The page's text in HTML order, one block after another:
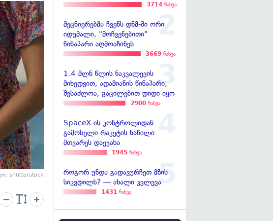
shutterstock
3714 ნახვა
მეცნიერებმა ჩვენს დნმ-ში ორი
იდუმალი, "მოჩვენებითი"
წინაპარი აღმოაჩინეს
3669 ნახვა
1.4 მლნ წლის ნაკვალევის
მიხედვით, ადამიანის წინაპარი,
შესაძლოა, გაცილებით დიდი იყო
2900 ნახვა
SpaceX-ის კონტროლიდან
გამოსული რაკეტის ნაწილი
მთვარეს დაეჯახა
1945 ნახვა
როგორ უნდა გადავურჩეთ მზის
სიკვდილს? — ახალი კვლევა
1431 ნახვა